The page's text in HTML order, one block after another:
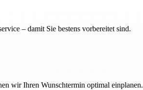
– damit Sie bestens vorbereitet sind.
wir Ihren Wunschtermin optimal einplanen.